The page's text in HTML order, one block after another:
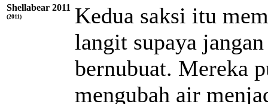
Shellabear 2011
(2011)
Kedua saksi itu
langit supaya
bernubuat. Mereka
mengubah air